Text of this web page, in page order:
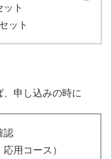
ト
ット
申し込みの時に
認
用コース）